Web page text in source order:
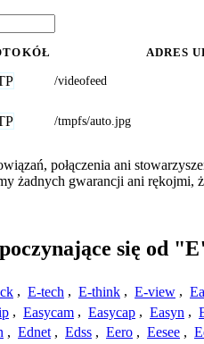
ADRES
/videofeed
/tmpfs/auto.jpg
połączenia ani
żadnych gwarancji ani rękojmi,
się od
, E-tech , E-think , E-view ,
, Easycam , Easycap , Easyn ,
, Ednet , Edss , Eero , Eesee ,